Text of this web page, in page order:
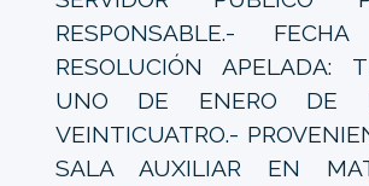
RESPONSABLE.-
RESOLUCIÓN APELADA:
UNO DE ENERO DE
VEINTICUATRO.-
SALA AUXILIAR EN